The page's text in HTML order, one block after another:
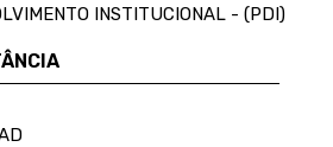
INSTITUCIONAL - (PDI)